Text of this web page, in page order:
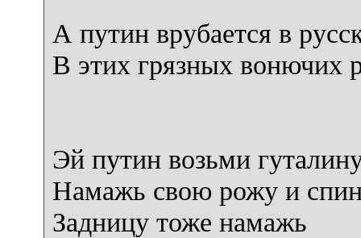
А путин врубается в
В этих грязных вонючих
Эй путин возьми
Намажь свою рожу и
Задницу тоже намажь